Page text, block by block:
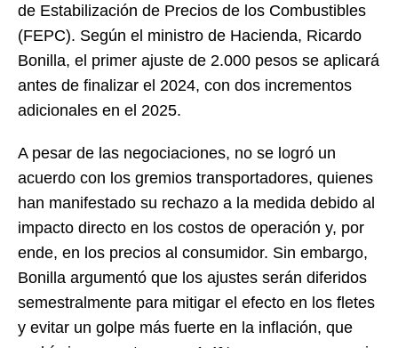
de Estabilización de Precios de los Combustibles
(FEPC). Según el ministro de Hacienda, Ricardo
Bonilla, el primer ajuste de 2.000 pesos se aplicará
antes de finalizar el 2024, con dos incrementos
adicionales en el 2025.
A pesar de las negociaciones, no se logró un
acuerdo con los gremios transportadores, quienes
han manifestado su rechazo a la medida debido al
impacto directo en los costos de operación y, por
ende, en los precios al consumidor. Sin embargo,
Bonilla argumentó que los ajustes serán diferidos
semestralmente para mitigar el efecto en los fletes
y evitar un golpe más fuerte en la inflación, que